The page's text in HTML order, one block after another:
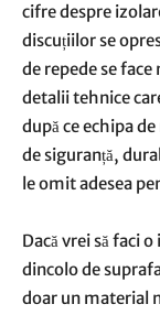
cifre despre
discuțiilor se
de repede se
detalii tehnice
după ce echipa
de siguranță,
le omit adesea
Dacă vrei să faci
dincolo de
doar un material